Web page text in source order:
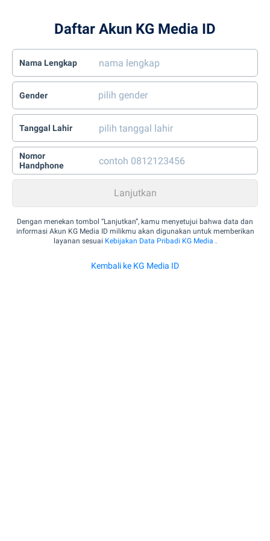
Daftar Akun KG Media ID
Nama Lengkap
Gender
Tanggal Lahir
Nomor
Handphone
Dengan menekan tombol “Lanjutkan”, kamu menyetujui bahwa data dan
informasi Akun KG Media ID milikmu akan digunakan untuk memberikan
layanan sesuai Kebijakan Data Pribadi KG Media .
Kembali ke KG Media ID